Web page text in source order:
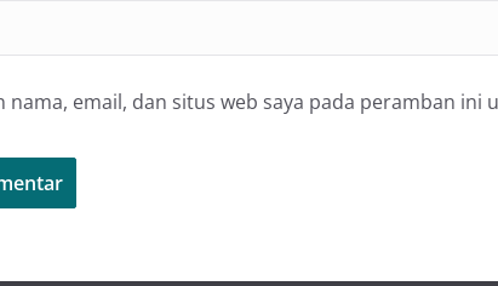
nama, email, dan situs web saya pada peramban ini